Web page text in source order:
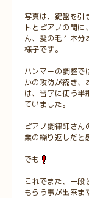
写真は、鍵盤を引
トとピアノの間
ん、髪の毛１本分
様子です。
ハンマーの調整で
かの攻防が続き、
は、習字に使う半
ていました。
ピアノ調律師さ
業の繰り返しだと
でも
これでまた、一段
もらう事が出来ま